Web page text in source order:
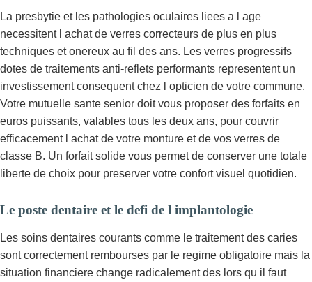
La presbytie et les pathologies oculaires liees a l age
necessitent l achat de verres correcteurs de plus en plus
techniques et onereux au fil des ans. Les verres progressifs
dotes de traitements anti-reflets performants representent un
investissement consequent chez l opticien de votre commune.
Votre mutuelle sante senior doit vous proposer des forfaits en
euros puissants, valables tous les deux ans, pour couvrir
efficacement l achat de votre monture et de vos verres de
classe B. Un forfait solide vous permet de conserver une totale
liberte de choix pour preserver votre confort visuel quotidien.
Le poste dentaire et le defi de l implantologie
Les soins dentaires courants comme le traitement des caries
sont correctement rembourses par le regime obligatoire mais la
situation financiere change radicalement des lors qu il faut